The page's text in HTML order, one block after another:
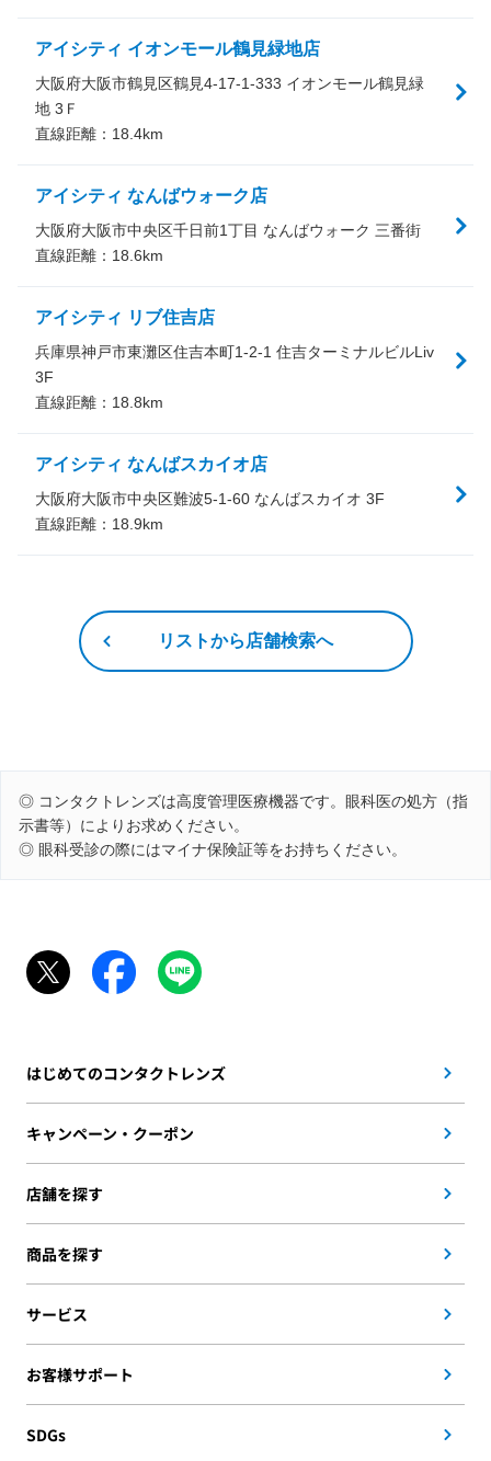
アイシティ イオンモール鶴見緑地店
大阪府大阪市鶴見区鶴見4-17-1-333 イオンモール鶴見緑
地 3Ｆ
直線距離： 18.4km
アイシティ なんばウォーク店
大阪府大阪市中央区千日前1丁目 なんばウォーク 三番街
直線距離： 18.6km
アイシティ リブ住吉店
兵庫県神戸市東灘区住吉本町1-2-1 住吉ターミナルビルLiv
3F
直線距離： 18.8km
アイシティ なんばスカイオ店
大阪府大阪市中央区難波5-1-60 なんばスカイオ 3F
直線距離： 18.9km
リストから店舗検索へ
◎ コンタクトレンズは高度管理医療機器です。眼科医の処方（指
示書等）によりお求めください。
◎ 眼科受診の際にはマイナ保険証等をお持ちください。
はじめてのコンタクトレンズ
キャンペーン・クーポン
店舗を探す
商品を探す
サービス
お客様サポート
SDGs